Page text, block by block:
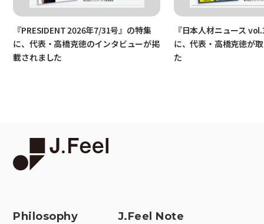
『PRESIDENT 2026年7/31号』の特集
に、代表・高橋克徳のインタビューが掲
載されました
『日本人材ニュース
に、代表・高橋克徳が
た
Philosophy J.Feel Note